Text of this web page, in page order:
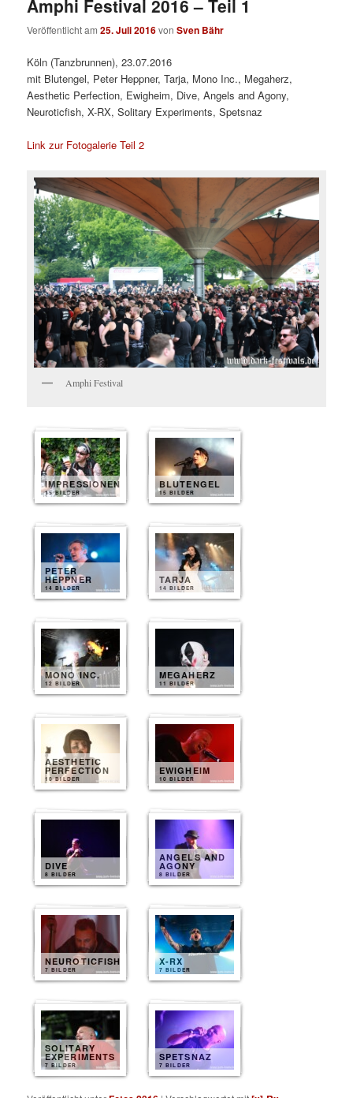
Amphi Festival 2016 – Teil 1
Veröffentlicht am25. Juli 2016vonSven Bähr
Köln (Tanzbrunnen), 23.07.2016
mit Blutengel, Peter Heppner, Tarja, Mono Inc., Megaherz,
Aesthetic Perfection, Ewigheim, Dive, Angels and Agony,
Neuroticfish, X-RX, Solitary Experiments, Spetsnaz
Link zur Fotogalerie Teil 2
Amphi Festival
IMPRESSIONEN
15 BILDER
BLUTENGEL
15 BILDER
PETER
HEPPNER
14 BILDER
TARJA
14 BILDER
MONO INC.
12 BILDER
MEGAHERZ
11 BILDER
AESTHETIC
PERFECTION
10 BILDER
EWIGHEIM
10 BILDER
DIVE
8 BILDER
ANGELS AND
AGONY
8 BILDER
NEUROTICFISH
7 BILDER
X-RX
7 BILDER
SOLITARY
EXPERIMENTS
7 BILDER
SPETSNAZ
7 BILDER